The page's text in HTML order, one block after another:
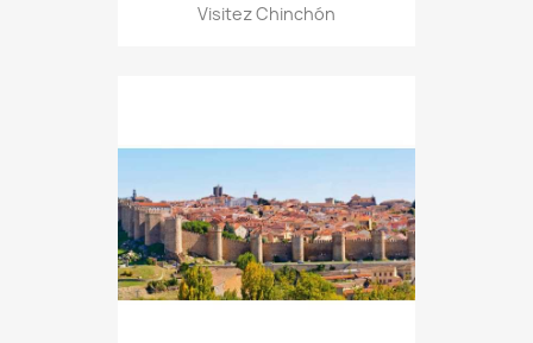
Visitez Chinchón